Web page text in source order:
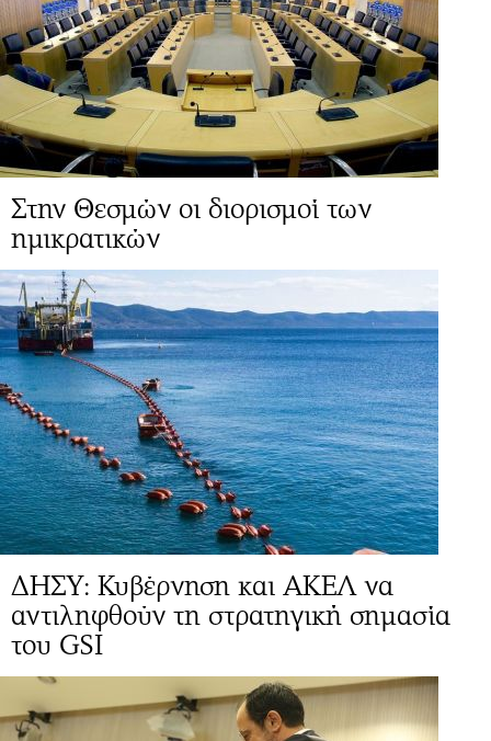
Στην Θεσμών οι διορισμοί των
ημικρατικών
ΔΗΣΥ: Κυβέρνηση και ΑΚΕΛ να
αντιληφθούν τη στρατηγική σημασία
του GSI